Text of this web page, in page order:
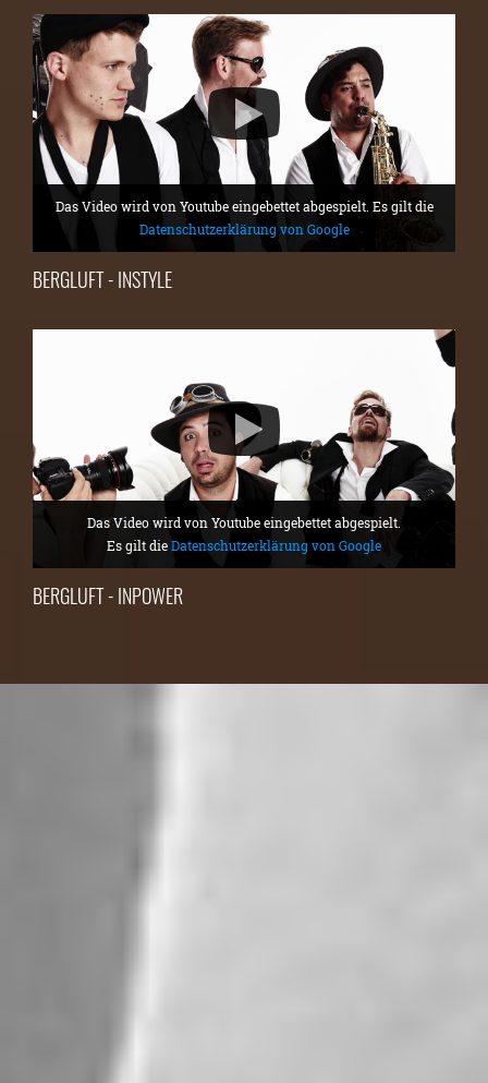
Das Video wird von Youtube eingebettet abgespielt. Es gilt die
Datenschutzerklärung von Google
BERGLUFT - INSTYLE
Das Video wird von Youtube eingebettet abgespielt.
Es gilt dieDatenschutzerklärung von Google
BERGLUFT - INPOWER